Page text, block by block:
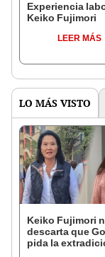
Experiencia
Keiko Fujimori
LEER MÁS
LO MÁS VISTO
Keiko Fujimori
descarta que
pida la